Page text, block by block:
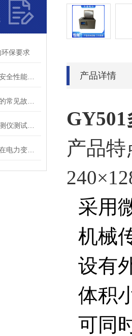
保要求
产品详情
产品特
采用
机械
设有
体积
可同